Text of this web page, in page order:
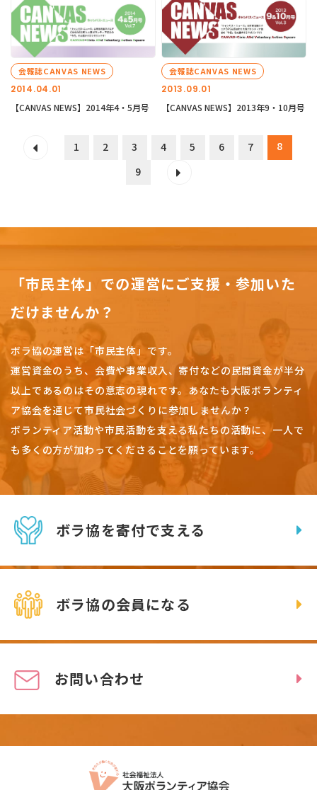
2014.04.01
会報誌CANVAS NEWS
【CANVAS NEWS】2014年4・5月号
2013.09.01
会報誌CANVAS NEWS
【CANVAS NEWS】2013年9・10月号
1 2 3 4 5 6 7
8
9
「市民主体」での運営にご支援・参加いた
だけませんか？
ボラ協の運営は「市民主体」です。
運営資金のうち、会費や事業収入、寄付などの民間資金が半分
以上であるのはその意志の現れです。 あなたも大阪ボランティ
ア協会を通じて市民社会づくりに参加しませんか？
ボランティア活動や市民活動を支える私たちの活動に、一人で
も多くの方が加わってくださることを願っています。
ボラ協を寄付で支える
ボラ協の会員になる
お問い合わせ